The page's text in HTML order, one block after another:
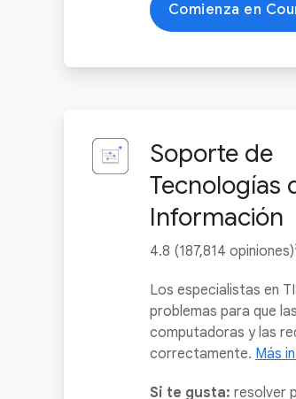
Comienza en
Soporte de
Tecnologías
Información
4.8 (187,814
Los especialistas en
problemas para que las
computadoras y las
correctamente. Más
Si te gusta: resolver